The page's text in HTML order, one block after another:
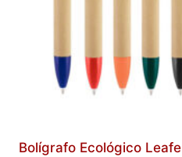
Bolígrafo Ecológico Leafe